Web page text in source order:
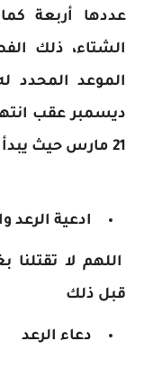
عددها أربعة
الشتاء، ذلك
الموعد المحدد
ديسمبر عقب
21 مارس حيث يبدأ فصل الربيع.
ادعية الرعد
اللهم لا تقتلنا
قبل ذلك
دعاء الرعد